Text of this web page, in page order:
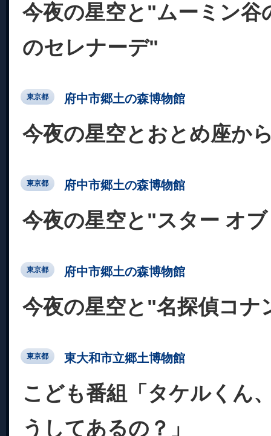
今夜の星空と"ムーミン
のセレナーデ"
東京都 府中市郷土の森博物館
今夜の星空とおとめ座か
東京都 府中市郷土の森博物館
今夜の星空と"スター オ
東京都 府中市郷土の森博物館
今夜の星空と"名探偵コナ
東京都 東大和市立郷土博物館
こども番組「タケルくん
うしてあるの？」